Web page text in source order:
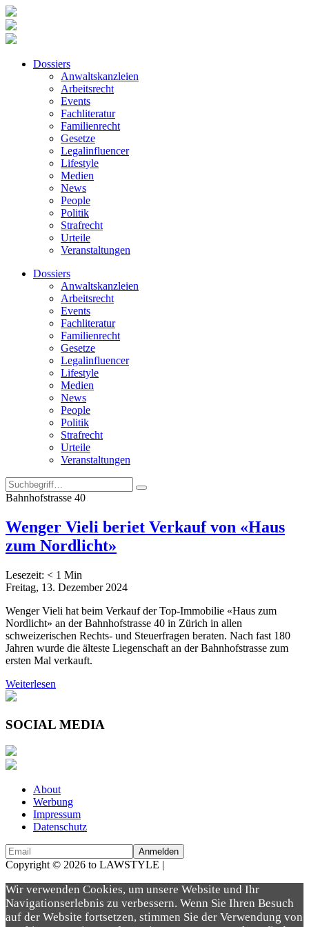
Dossiers
Anwaltskanzleien
Arbeitsrecht
Events
Fachliteratur
Familienrecht
Gesetze
Legalinfluencer
Lifestyle
Medien
News
People
Politik
Strafrecht
Urteile
Veranstaltungen
Dossiers
Anwaltskanzleien
Arbeitsrecht
Events
Fachliteratur
Familienrecht
Gesetze
Legalinfluencer
Lifestyle
Medien
News
People
Politik
Strafrecht
Urteile
Veranstaltungen
Bahnhofstrasse 40
Wenger Vieli beriet Verkauf von «Haus
zum Nordlicht»
Lesezeit: < 1 Min
Freitag, 13. Dezember 2024
Wenger Vieli hat beim Verkauf der Top-Immobilie «Haus zum
Nordlicht» an der Bahnhofstrasse 40 in Zürich in allen
schweizerischen Rechts- und Steuerfragen beraten. Nach fast 180
Jahren wurde die älteste Liegenschaft an der Bahnhofstrasse zum
ersten Mal verkauft.
Weiterlesen
SOCIAL MEDIA
About
Werbung
Impressum
Datenschutz
Copyright © 2026 to LAWSTYLE |
Wir verwenden Cookies, um unsere Website und Ihr
Navigationserlebnis zu verbessern. Wenn Sie Ihren Besuch
auf der Website fortsetzen, stimmen Sie der Verwendung von